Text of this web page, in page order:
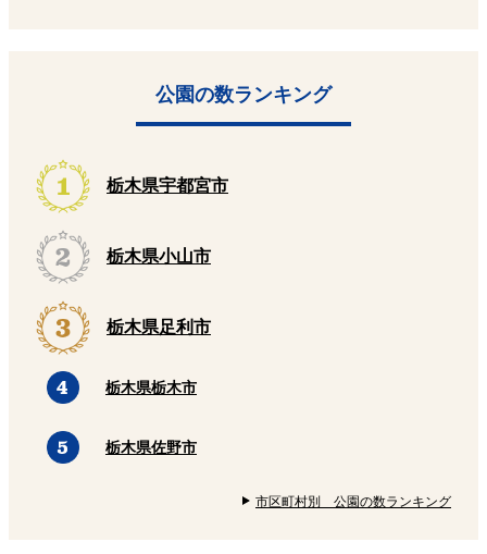
公園の数ランキング
栃木県宇都宮市
栃木県小山市
栃木県足利市
栃木県栃木市
栃木県佐野市
市区町村別 公園の数ランキング